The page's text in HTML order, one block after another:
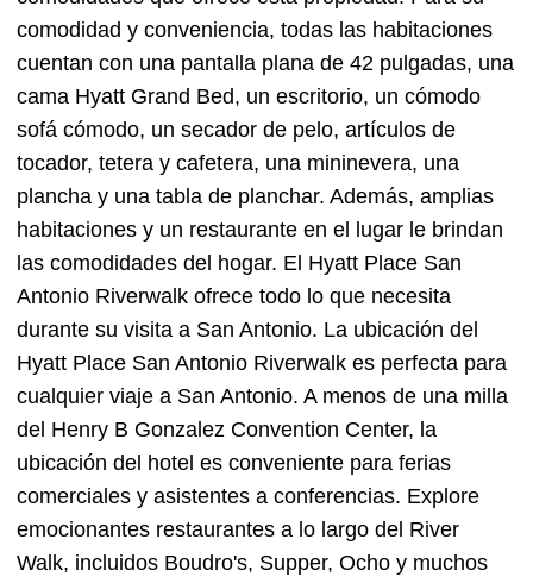
comodidad y conveniencia, todas las habitaciones
cuentan con una pantalla plana de 42 pulgadas, una
cama Hyatt Grand Bed, un escritorio, un cómodo
sofá cómodo, un secador de pelo, artículos de
tocador, tetera y cafetera, una mininevera, una
plancha y una tabla de planchar. Además, amplias
habitaciones y un restaurante en el lugar le brindan
las comodidades del hogar. El Hyatt Place San
Antonio Riverwalk ofrece todo lo que necesita
durante su visita a San Antonio. La ubicación del
Hyatt Place San Antonio Riverwalk es perfecta para
cualquier viaje a San Antonio. A menos de una milla
del Henry B Gonzalez Convention Center, la
ubicación del hotel es conveniente para ferias
comerciales y asistentes a conferencias. Explore
emocionantes restaurantes a lo largo del River
Walk, incluidos Boudro's, Supper, Ocho y muchos